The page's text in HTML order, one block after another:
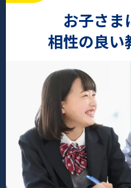
お子さま
相性の良い